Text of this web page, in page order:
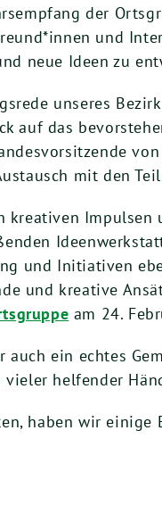
der
und
neue Ideen zu
unseres
auf das
mit den
kreativen
und Initiativen
und kreative
am 24.
auch ein echtes
helfender
haben wir